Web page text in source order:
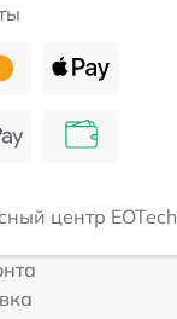
центр EOTech